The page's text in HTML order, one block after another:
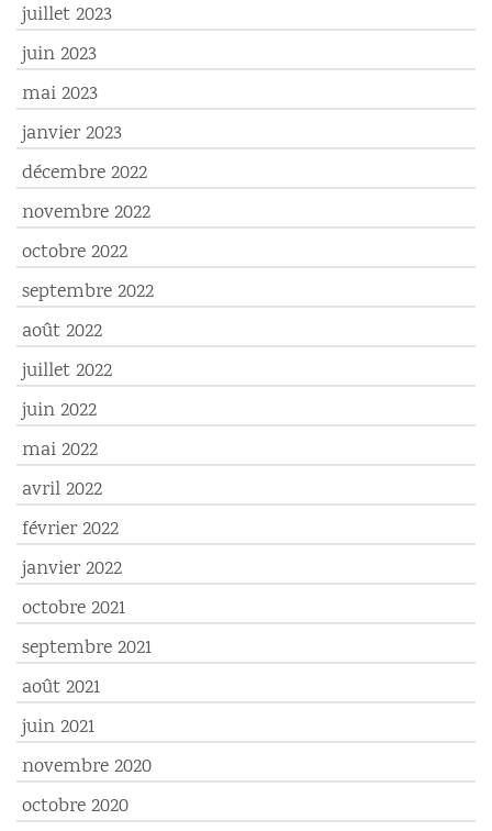
juillet 2023
juin 2023
mai 2023
janvier 2023
décembre 2022
novembre 2022
octobre 2022
septembre 2022
août 2022
juillet 2022
juin 2022
mai 2022
avril 2022
février 2022
janvier 2022
octobre 2021
septembre 2021
août 2021
juin 2021
novembre 2020
octobre 2020